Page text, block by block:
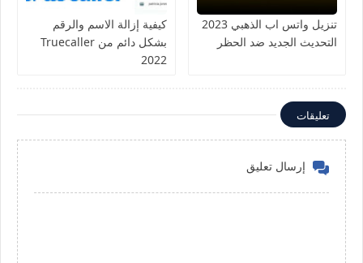
تنزيل واتس اب الذهبي 2023
التحديث الجديد ضد الحظر
كيفية إزالة الاسم والرقم
بشكل دائم من Truecaller
2022
تعليقات
إرسال تعليق